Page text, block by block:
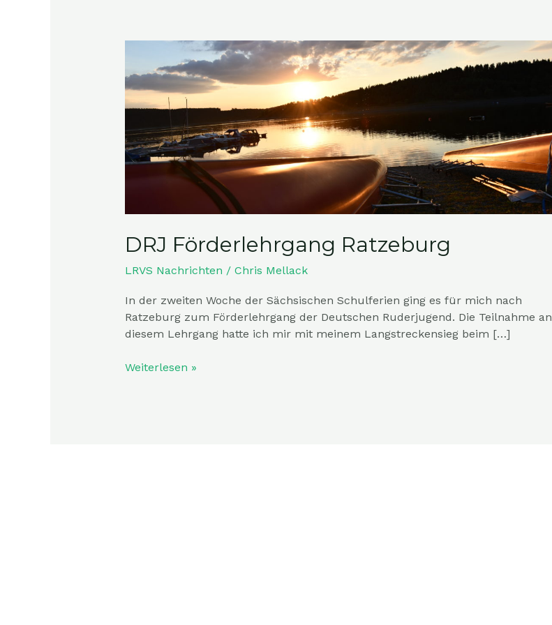
DRJ Förderlehrgang Ratzeburg
LRVS Nachrichten / Chris Mellack
In der zweiten Woche der Sächsischen Schulferien ging es für mich nach
Ratzeburg zum Förderlehrgang der Deutschen Ruderjugend. Die Teilnahme an
diesem Lehrgang hatte ich mir mit meinem Langstreckensieg beim […]
Förderlehrgang
Ratzeburg
Weiterlesen »